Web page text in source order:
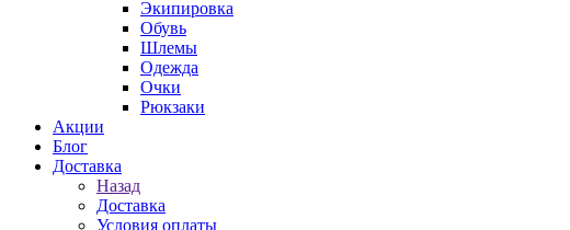
Экипировка
Обувь
Шлемы
Одежда
Очки
Рюкзаки
Акции
Блог
Доставка
Назад
Доставка
Условия оплаты